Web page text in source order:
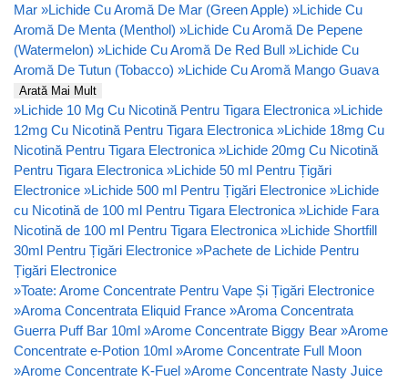
Mar »Lichide Cu Aromă De Mar (Green Apple) »Lichide Cu
Aromă De Menta (Menthol) »Lichide Cu Aromă De Pepene
(Watermelon) »Lichide Cu Aromă De Red Bull »Lichide Cu
Aromă De Tutun (Tobacco) »Lichide Cu Aromă Mango Guava
Arată Mai Mult
»Lichide 10 Mg Cu Nicotină Pentru Tigara Electronica »Lichide
12mg Cu Nicotină Pentru Tigara Electronica »Lichide 18mg Cu
Nicotină Pentru Tigara Electronica »Lichide 20mg Cu Nicotină
Pentru Tigara Electronica »Lichide 50 ml Pentru Țigări
Electronice »Lichide 500 ml Pentru Țigări Electronice »Lichide
cu Nicotină de 100 ml Pentru Tigara Electronica »Lichide Fara
Nicotină de 100 ml Pentru Tigara Electronica »Lichide Shortfill
30ml Pentru Țigări Electronice »Pachete de Lichide Pentru
Țigări Electronice
»Toate: Arome Concentrate Pentru Vape Și Țigări Electronice
»Aroma Concentrata Eliquid France »Aroma Concentrata
Guerra Puff Bar 10ml »Arome Concentrate Biggy Bear »Arome
Concentrate e-Potion 10ml »Arome Concentrate Full Moon
»Arome Concentrate K-Fuel »Arome Concentrate Nasty Juice